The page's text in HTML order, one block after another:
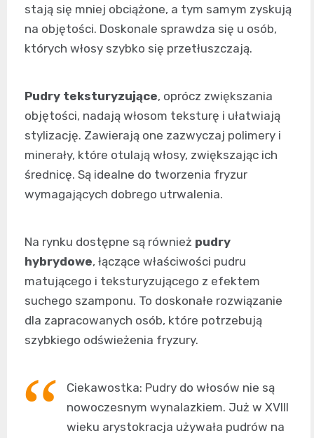
stają się mniej obciążone, a tym samym zyskują
na objętości. Doskonale sprawdza się u osób,
których włosy szybko się przetłuszczają.
Pudry teksturyzujące, oprócz zwiększania
objętości, nadają włosom teksturę i ułatwiają
stylizację. Zawierają one zazwyczaj polimery i
minerały, które otulają włosy, zwiększając ich
średnicę. Są idealne do tworzenia fryzur
wymagających dobrego utrwalenia.
Na rynku dostępne są również pudry
hybrydowe, łączące właściwości pudru
matującego i teksturyzującego z efektem
suchego szamponu. To doskonałe rozwiązanie
dla zapracowanych osób, które potrzebują
szybkiego odświeżenia fryzury.
Ciekawostka: Pudry do włosów nie są
nowoczesnym wynalazkiem. Już w XVIII
wieku arystokracja używała pudrów na